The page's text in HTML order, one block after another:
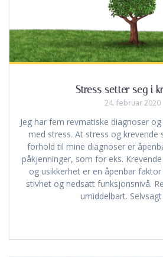
Stress setter seg i
24. februar 2020
Jeg har fem revmatiske diagnoser
med stress. At stress og krevende
forhold til mine diagnoser er
påkjenninger, som for eks.
og usikkerhet er en åpenbar
stivhet og nedsatt funksjonsnivå.
umiddelbart.